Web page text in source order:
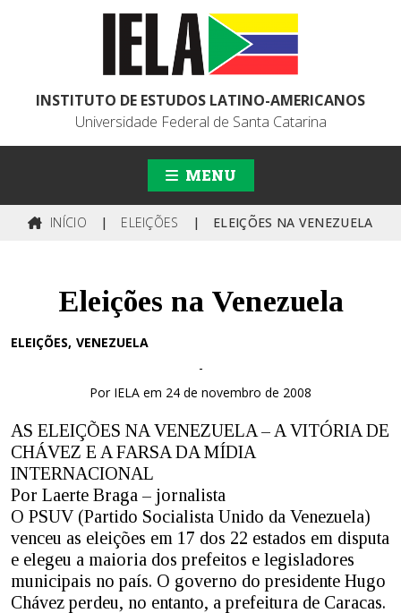
INSTITUTO DE ESTUDOS LATINO-AMERICANOS
Universidade Federal de Santa Catarina
MENU
INÍCIO | ELEIÇÕES | ELEIÇÕES NA VENEZUELA
Eleições na Venezuela
ELEIÇÕES VENEZUELA
-
Por IELA em 24 de novembro de 2008
AS ELEIÇÕES NA VENEZUELA – A VITÓRIA DE
CHÁVEZ E A FARSA DA MÍDIA
INTERNACIONAL
Por Laerte Braga – jornalista
O PSUV (Partido Socialista Unido da Venezuela)
venceu as eleições em 17 dos 22 estados em disputa
e elegeu a maioria dos prefeitos e legisladores
municipais no país. O governo do presidente Hugo
Chávez perdeu, no entanto, a prefeitura de Caracas.